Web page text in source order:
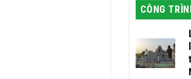
CÔNG